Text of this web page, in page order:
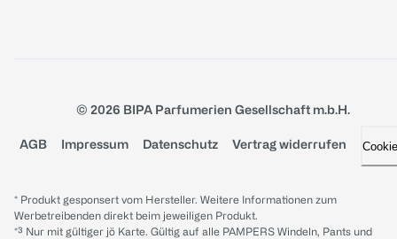
© 2026 BIPA Parfumerien Gesellschaft m.b.H.
AGB Impressum Datenschutz Vertrag widerrufen
* Produkt gesponsert vom Hersteller. Weitere Informationen zum
Werbetreibenden direkt beim jeweiligen Produkt.
*³ Nur mit gültiger jö Karte. Gültig auf alle PAMPERS Windeln, Pants und